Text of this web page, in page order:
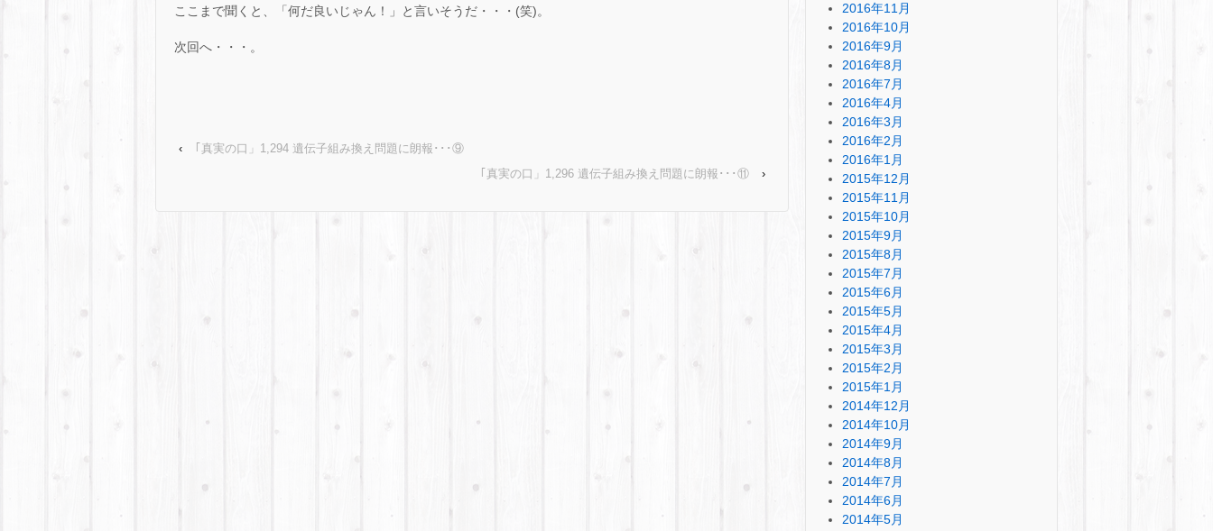
ここまで聞くと、「何だ良いじゃん！」と言いそうだ・・・(笑)。
次回へ・・・。
‹
｢真実の口」1,294 遺伝子組み換え問題に朗報･･･⑨
｢真実の口」1,296 遺伝子組み換え問題に朗報･･･⑪
›
2016年11月
2016年10月
2016年9月
2016年8月
2016年7月
2016年4月
2016年3月
2016年2月
2016年1月
2015年12月
2015年11月
2015年10月
2015年9月
2015年8月
2015年7月
2015年6月
2015年5月
2015年4月
2015年3月
2015年2月
2015年1月
2014年12月
2014年10月
2014年9月
2014年8月
2014年7月
2014年6月
2014年5月